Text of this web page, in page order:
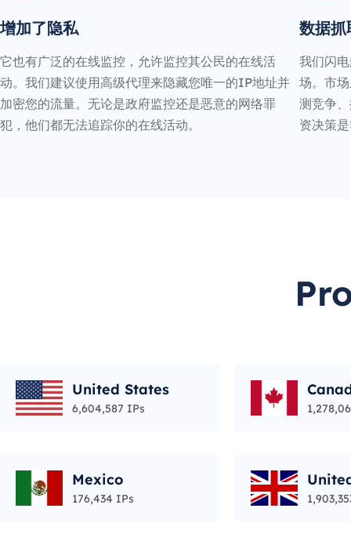
增加了隐私
它也有广泛的在线监控，允许监控其公民的在线活
动。我们建议使用高级代理来隐藏您唯一的IP地址并
加密您的流量。无论是政府监控还是恶意的网络罪
犯，他们都无法追踪你的在线活动。
数据抓
我们闪
场。市
测竞争
资决策
United States
6,604,587 IPs
Mexico
176,434 IPs